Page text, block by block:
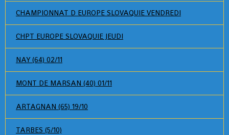
CHAMPIONNAT D EUROPE SLOVAQUIE VENDREDI
CHPT EUROPE SLOVAQUIE JEUDI
NAY (64) 02/11
MONT DE MARSAN (40) 01/11
ARTAGNAN (65) 19/10
TARBES (5/10)